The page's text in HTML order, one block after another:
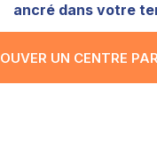
ancré dans votre
UN CENTRE